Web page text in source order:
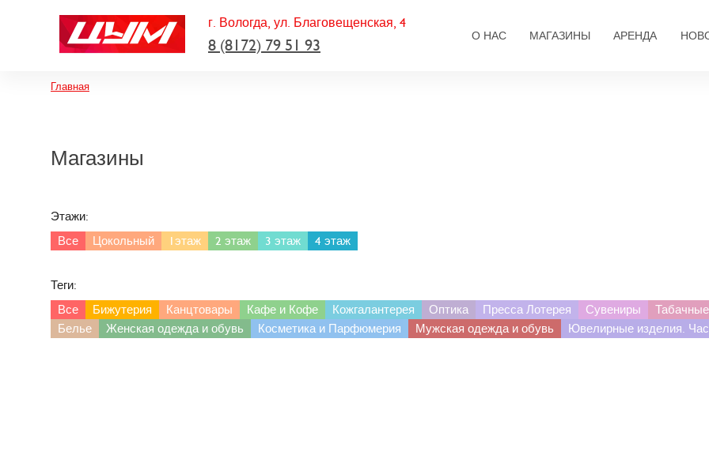
г. Вологда, ул. Благовещенская, 4
8 (8172) 79 51 93 Основная
О НАС МАГАЗИНЫ АРЕНДА
Строка навигации
Главная
Магазины
Этажи:
Все
Цокольный 1этаж 2 этаж 3 этаж 4 этаж
Теги:
Все
Бижутерия Канцтовары Кафе и Кофе Кожгалантерея Оптика Пресса Лотерея Сувениры
Белье
Женская одежда и обувь Косметика и Парфюмерия Мужская одежда и обувь Ювелирные изделия.